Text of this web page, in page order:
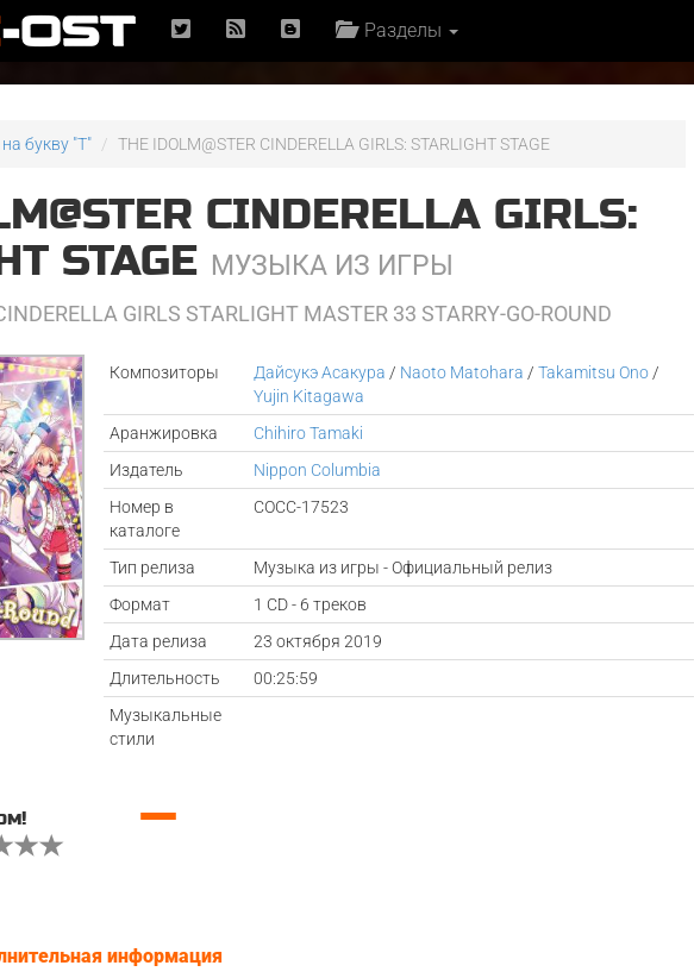
Разделы
букву "T" THE IDOLM@STER CINDERELLA GIRLS: STARLIGHT STAGE
CINDERELLA GIRLS:
STAGE МУЗЫКА ИЗ ИГРЫ
GIRLS STARLIGHT MASTER 33 STARRY-GO-ROUND
Композиторы Дайсукэ Асакура / Naoto Matohara / Takamitsu Ono/
Yujin Kitagawa
Аранжировка
Chihiro Tamaki
Издатель
Nippon Columbia
Номер в
каталоге
COCC-17523
Тип релиза
Музыка из игры - Официальный релиз
Формат
1 CD - 6 треков
Дата релиза
23 октября 2019
Длительность
00:25:59
Музыкальные
стили
—
информация